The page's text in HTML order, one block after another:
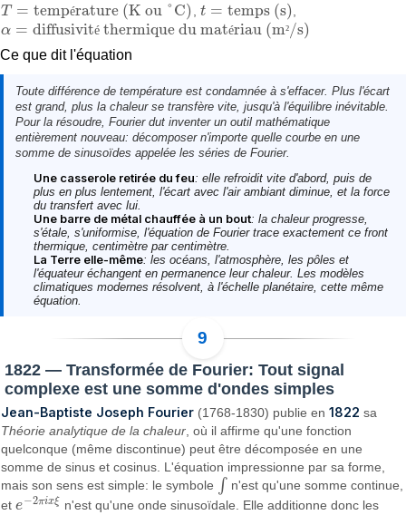
T = température (K ou °C)
T= température (K ou °C) t = temps (s)
t= temps (s)
α = diffusivité thermique du matériau (m²/s)
α= diffusivité thermique du matériau (m²/s)
Ce que dit l'équation
Toute différence de température est condamnée à s'effacer. Plus l'écart
est grand, plus la chaleur se transfère vite, jusqu'à l'équilibre inévitable.
Pour la résoudre, Fourier dut inventer un outil mathématique
entièrement nouveau: décomposer n'importe quelle courbe en une
somme de sinusoïdes appelée les séries de Fourier.
Une casserole retirée du feu: elle refroidit vite d'abord, puis de
plus en plus lentement, l'écart avec l'air ambiant diminue, et la force
du transfert avec lui.
Une barre de métal chauffée à un bout: la chaleur progresse,
s'étale, s'uniformise, l'équation de Fourier trace exactement ce front
thermique, centimètre par centimètre.
La Terre elle-même: les océans, l'atmosphère, les pôles et
l'équateur échangent en permanence leur chaleur. Les modèles
climatiques modernes résolvent, à l'échelle planétaire, cette même
équation.
1822 — Transformée de Fourier: Tout signal
complexe est une somme d'ondes simples
Jean-Baptiste Joseph Fourier (1768-1830) publie en1822 sa
Théorie analytique de la chaleur , où il affirme qu'une fonction
quelconque (même discontinue) peut être décomposée en une
somme de sinus et cosinus. L'équation impressionne par sa forme,
mais son sens est simple: le symbole ∫
∫
n'est qu'une somme continue,
ete−2πixξ
e−2πixξ n'est qu'une onde sinusoïdale. Elle additionne donc les